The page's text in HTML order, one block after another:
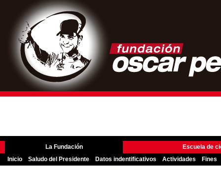
La Fundación
Escuela de
Inicio
Saludo del Presidente Datos indentificativos Actividades Fines